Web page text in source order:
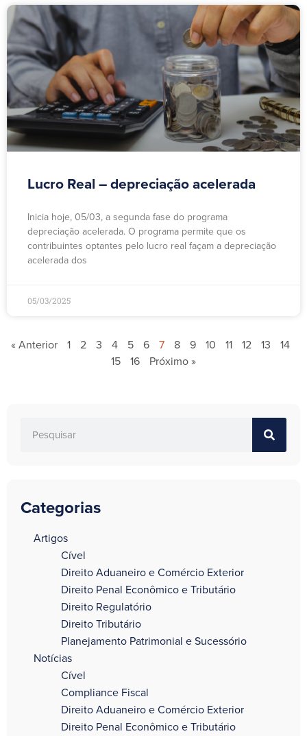
Lucro Real – depreciação acelerada
Inicia hoje, 05/03, a segunda fase do programa
depreciação acelerada. O programa permite que os
contribuintes optantes pelo lucro real façam a depreciação
acelerada dos
05/03/2025
« Anterior 1 2 3 4 5 6 7 8 9 10 11 12 13
14
15
16 Próximo »
Categorias
Artigos
Cível
Direito Aduaneiro e Comércio Exterior
Direito Penal Econômico e Tributário
Direito Regulatório
Direito Tributário
Planejamento Patrimonial e Sucessório
Notícias
Cível
Compliance Fiscal
Direito Aduaneiro e Comércio Exterior
Direito Penal Econômico e Tributário